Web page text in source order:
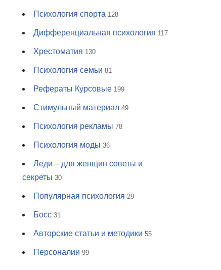
Психология спорта 128
Дифференциальная психология 117
Хрестоматия 130
Психология семьи 81
Рефераты Курсовые 199
Стимульный материал 49
Психология рекламы 78
Психология моды 36
Леди – для женщин советы и
секреты 30
Популярная психология 29
Босс 31
Авторские статьи и методики 55
Персоналии 99